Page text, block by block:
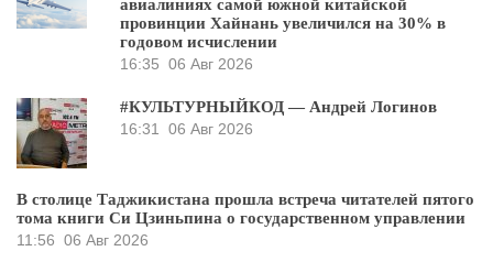
авиалиниях самой южной китайской
провинции Хайнань увеличился на 30% в
годовом исчислении
16:35 06 Авг 2026
#КУЛЬТУРНЫЙКОД — Андрей Логинов
16:31 06 Авг 2026
В столице Таджикистана прошла встреча читателей пятого
тома книги Си Цзиньпина о государственном управлении
11:56 06 Авг 2026